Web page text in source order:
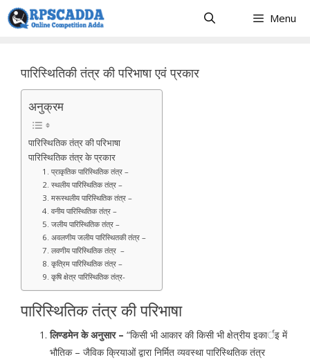
Skip
to
Menu
पारिस्थितिकी तंत्र की परिभाषा एवं प्रकार
अनुक्रम
पारिस्थितिक तंत्र की परिभाषा
पारिस्थितिक तंत्र के प्रकार
1. प्राकृतिक पारिस्थितिक तंत्र –
2. स्थलीय पारिस्थितिक तंत्र –
3. मरूस्थलीय पारिस्थितिक तंत्र –
4. वनीय पारिस्थितिक तंत्र –
5. जलीय पारिस्थितिक तंत्र –
6. अवलणीय जलीय पारिस्थितकी तंत्र –
7. लवणीय पारिस्थितिक तंत्र –
8. कृत्रिम पारिस्थितिक तंत्र –
9. कृषि क्षेत्र पारिस्थितिक तंत्र-
पारिस्थितिक तंत्र की परिभाषा
लिण्डमेन के अनुसार – “किसी भी आकार की किसी भी क्षेत्रीय इकार्इ में
भौतिक – जैविक क्रियाओं द्वारा निर्मित व्यवस्था पारिस्थितिक तंत्र